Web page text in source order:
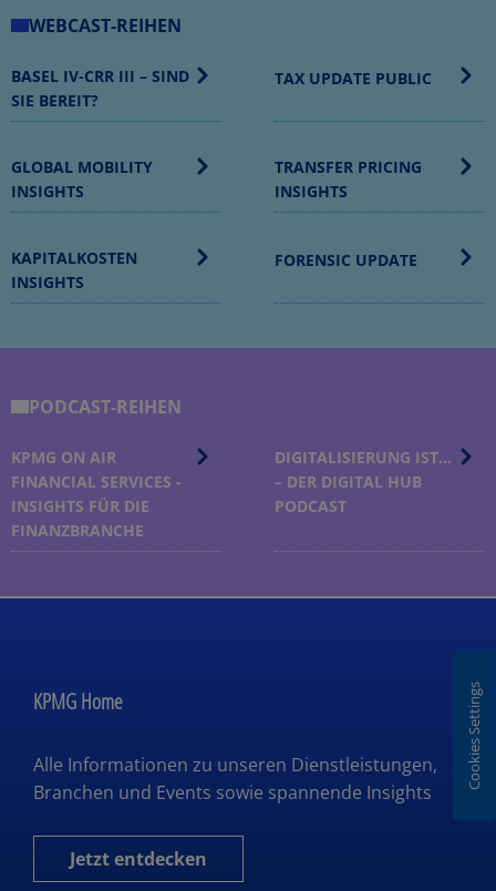
WEBCAST-REIHEN
BASEL IV-CRR III – SIND
SIE BEREIT?
TAX UPDATE PUBLIC
GLOBAL MOBILITY
INSIGHTS
TRANSFER PRICING
INSIGHTS
KAPITALKOSTEN
INSIGHTS
FORENSIC UPDATE
PODCAST-REIHEN
KPMG ON AIR
FINANCIAL SERVICES -
INSIGHTS FÜR DIE
FINANZBRANCHE
DIGITALISIERUNG IST...
– DER DIGITAL HUB
PODCAST
KPMG Home
Alle Informationen zu unseren Dienstleistungen,
Branchen und Events sowie spannende Insights
Jetzt entdecken
Cookies Settings